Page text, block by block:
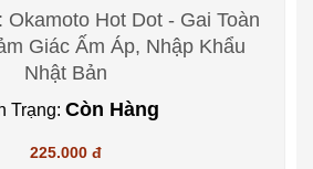
Okamoto Hot Dot - Gai Toàn
Giác Ấm Áp, Nhập Khẩu
Nhật Bản
Trạng: Còn Hàng
225.000 đ